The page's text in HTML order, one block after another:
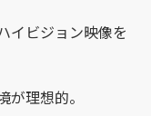
イビジョン映像を
理想的。